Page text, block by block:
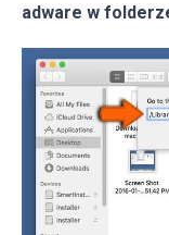
adware w